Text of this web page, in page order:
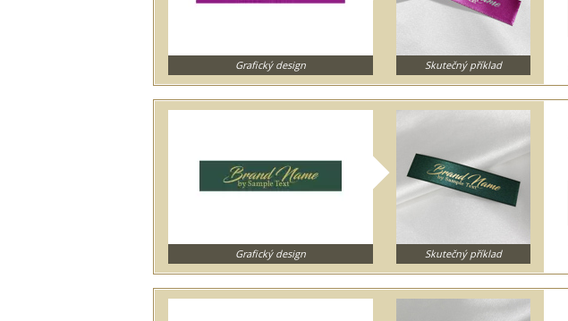
Grafický design Skutečný příklad
Grafický design Skutečný příklad